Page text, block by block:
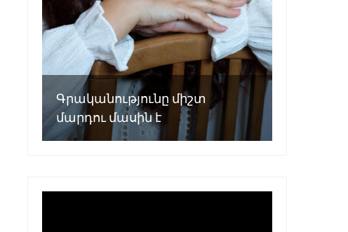
Գրականությունը միշտ
մարդու մասին է